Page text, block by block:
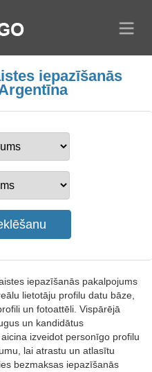
iepazīšanās
iepazīšanās pakalpojums
lietotāju profilu datu bāze,
un fotoattēli. Vispārējā
un kandidātus
izveidot personīgo profilu
lai atrastu un atlasītu
bezmaksas iepazīšanās